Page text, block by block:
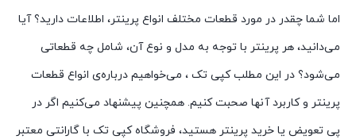
اما شما چقدر در مورد قطعات مختلف انواع پرینتر، اطلاعات دارید؟ آیا
می‌دانید، هر پرینتر با توجه به مدل و نوع آن، شامل چه قطعاتی
می‌شود؟ در این مطلب کپی تک ، می‌خواهیم درباره‌ی انواع قطعات
پرینتر و کاربرد آنها صحبت کنیم. همچنین پیشنهاد می‌کنیم اگر در
پی تعویض یا خرید پرینتر هستید، فروشگاه کپی تک با گارانتی معتبر